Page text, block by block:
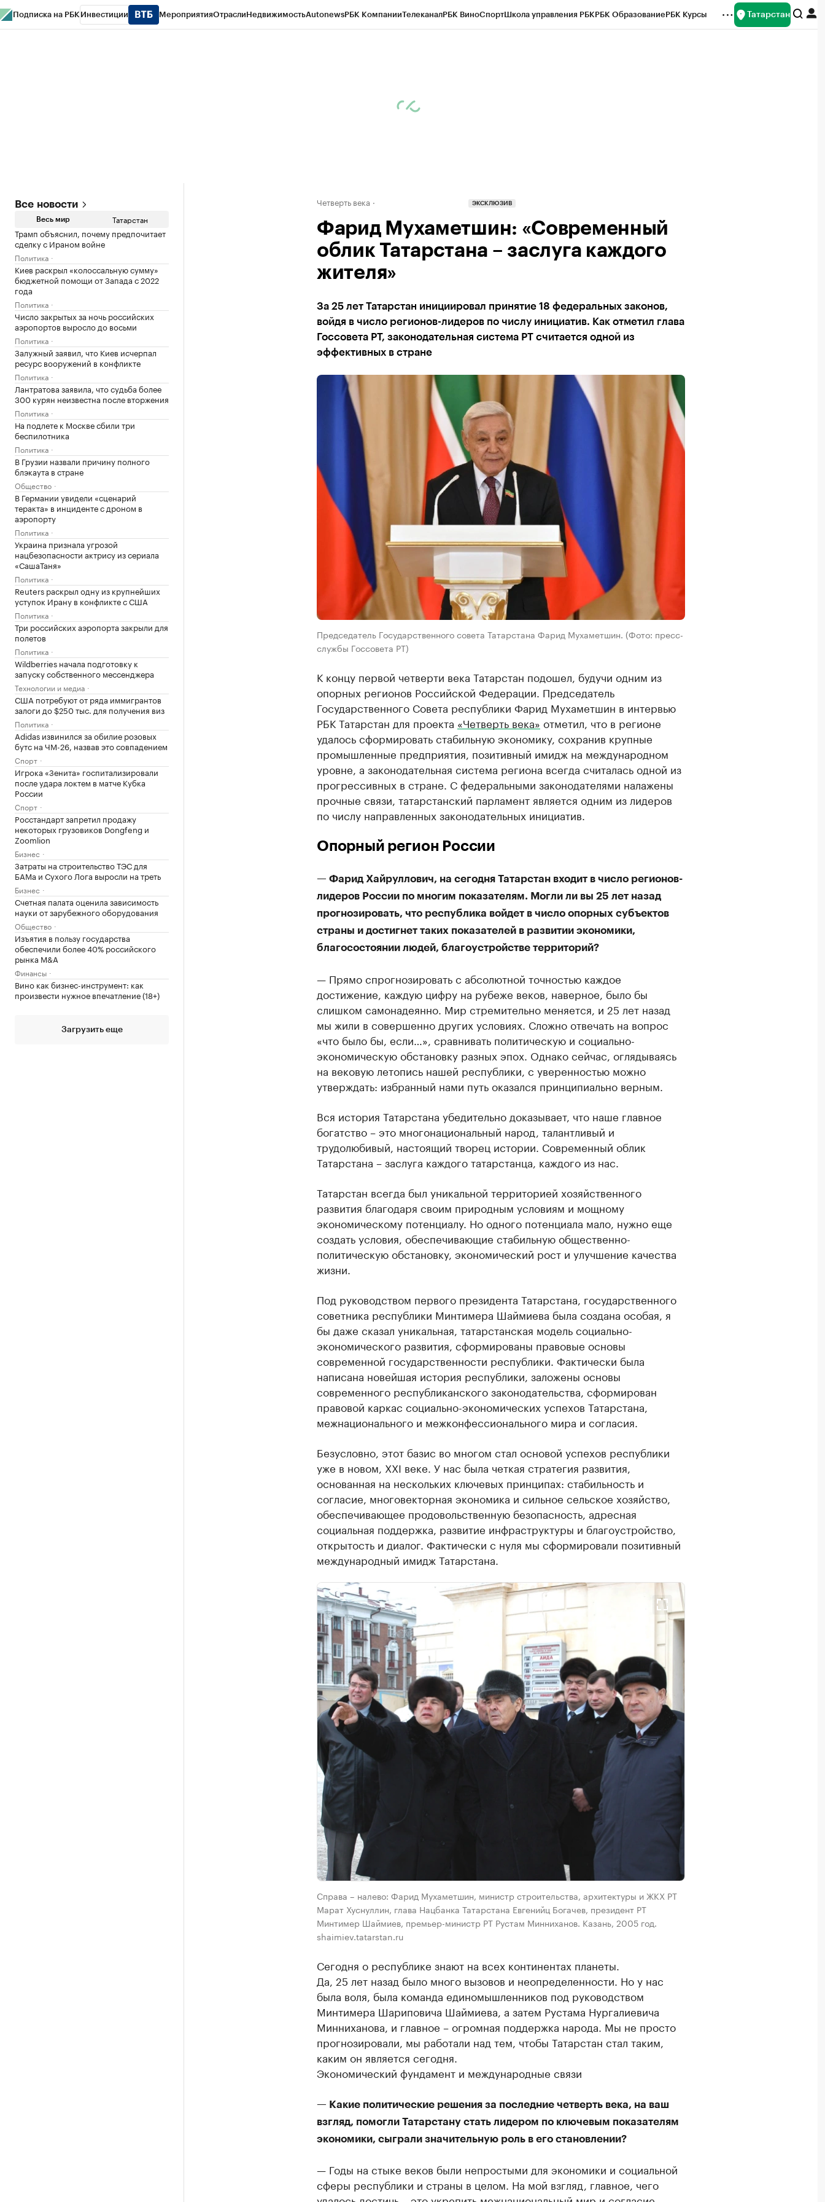
Подписка на РБК Инвестиции МероприятияОтраслиНедвижимостьAutonewsРБК КомпанииТелеканалРБК ВиноСпортШкола управления РБКРБК ОбразованиеРБК Курсы Татарстан
Все новости
Весь мир Татарстан
Трамп объяснил, почему предпочитает
сделку с Ираном войне
Политика
Киев раскрыл «колоссальную сумму»
бюджетной помощи от Запада с 2022
года
Политика
Число закрытых за ночь российских
аэропортов выросло до восьми
Политика
Залужный заявил, что Киев исчерпал
ресурс вооружений в конфликте
Политика
Лантратова заявила, что судьба более
300 курян неизвестна после вторжения
Политика
На подлете к Москве сбили три
беспилотника
Политика
В Грузии назвали причину полного
блэкаута в стране
Общество
В Германии увидели «сценарий
теракта» в инциденте с дроном в
аэропорту
Политика
Украина признала угрозой
нацбезопасности актрису из сериала
«СашаТаня»
Политика
Reuters раскрыл одну из крупнейших
уступок Ирану в конфликте с США
Политика
Три российских аэропорта закрыли для
полетов
Политика
Wildberries начала подготовку к
запуску собственного мессенджера
Технологии и медиа
США потребуют от ряда иммигрантов
залоги до $250 тыс. для получения виз
Политика
Adidas извинился за обилие розовых
бутс на ЧМ-26, назвав это совпадением
Спорт
Игрока «Зенита» госпитализировали
после удара локтем в матче Кубка
России
Спорт
Росстандарт запретил продажу
некоторых грузовиков Dongfeng и
Zoomlion
Бизнес
Затраты на строительство ТЭС для
БАМа и Сухого Лога выросли на треть
Бизнес
Счетная палата оценила зависимость
науки от зарубежного оборудования
Общество
Изъятия в пользу государства
обеспечили более 40% российского
рынка M&A
Финансы
Вино как бизнес-инструмент: как
произвести нужное впечатление (18+)
Загрузить еще
Четверть века ЭКСКЛЮЗИВ
Фарид Мухаметшин: «Современный
облик Татарстана – заслуга каждого
жителя»
За 25 лет Татарстан инициировал принятие 18 федеральных законов,
войдя в число регионов-лидеров по числу инициатив. Как отметил глава
Госсовета РТ, законодательная система РТ считается одной из
эффективных в стране
Председатель Государственного совета Татарстана Фарид Мухаметшин. (Фото: пресс-
службы Госсовета РТ)
К концу первой четверти века Татарстан подошел, будучи одним из
опорных регионов Российской Федерации. Председатель
Государственного Совета республики Фарид Мухаметшин в интервью
РБК Татарстан для проекта «Четверть века» отметил, что в регионе
удалось сформировать стабильную экономику, сохранив крупные
промышленные предприятия, позитивный имидж на международном
уровне, а законодательная система региона всегда считалась одной из
прогрессивных в стране. С федеральными законодателями налажены
прочные связи, татарстанский парламент является одним из лидеров
по числу направленных законодательных инициатив.
Опорный регион России
— Фарид Хайруллович, на сегодня Татарстан входит в число регионов-
лидеров России по многим показателям. Могли ли вы 25 лет назад
прогнозировать, что республика войдет в число опорных субъектов
страны и достигнет таких показателей в развитии экономики,
благосостоянии людей, благоустройстве территорий?
— Прямо спрогнозировать с абсолютной точностью каждое
достижение, каждую цифру на рубеже веков, наверное, было бы
слишком самонадеянно. Мир стремительно меняется, и 25 лет назад
мы жили в совершенно других условиях. Сложно отвечать на вопрос
«что было бы, если…», сравнивать политическую и социально-
экономическую обстановку разных эпох. Однако сейчас, оглядываясь
на вековую летопись нашей республики, с уверенностью можно
утверждать: избранный нами путь оказался принципиально верным.
Вся история Татарстана убедительно доказывает, что наше главное
богатство – это многонациональный народ, талантливый и
трудолюбивый, настоящий творец истории. Современный облик
Татарстана – заслуга каждого татарстанца, каждого из нас.
Татарстан всегда был уникальной территорией хозяйственного
развития благодаря своим природным условиям и мощному
экономическому потенциалу. Но одного потенциала мало, нужно еще
создать условия, обеспечивающие стабильную общественно-
политическую обстановку, экономический рост и улучшение качества
жизни.
Под руководством первого президента Татарстана, государственного
советника республики Минтимера Шаймиева была создана особая, я
бы даже сказал уникальная, татарстанская модель социально-
экономического развития, сформированы правовые основы
современной государственности республики. Фактически была
написана новейшая история республики, заложены основы
современного республиканского законодательства, сформирован
правовой каркас социально-экономических успехов Татарстана,
межнационального и межконфессионального мира и согласия.
Безусловно, этот базис во многом стал основой успехов республики
уже в новом, XXI веке. У нас была четкая стратегия развития,
основанная на нескольких ключевых принципах: стабильность и
согласие, многовекторная экономика и сильное сельское хозяйство,
обеспечивающее продовольственную безопасность, адресная
социальная поддержка, развитие инфраструктуры и благоустройство,
открытость и диалог. Фактически с нуля мы сформировали позитивный
международный имидж Татарстана.
Справа – налево: Фарид Мухаметшин, министр строительства, архитектуры и ЖКХ РТ
Марат Хуснуллин, глава Нацбанка Татарстана Евгенийц Богачев, президент РТ
Минтимер Шаймиев, премьер-министр РТ Рустам Минниханов. Казань, 2005 год.
shaimiev.tatarstan.ru
Сегодня о республике знают на всех континентах планеты.
Да, 25 лет назад было много вызовов и неопределенности. Но у нас
была воля, была команда единомышленников под руководством
Минтимера Шариповича Шаймиева, а затем Рустама Нургалиевича
Минниханова, и главное – огромная поддержка народа. Мы не просто
прогнозировали, мы работали над тем, чтобы Татарстан стал таким,
каким он является сегодня.
Экономический фундамент и международные связи
— Какие политические решения за последние четверть века, на ваш
взгляд, помогли Татарстану стать лидером по ключевым показателям
экономики, сыграли значительную роль в его становлении?
— Годы на стыке веков были непростыми для экономики и социальной
сферы республики и страны в целом. На мой взгляд, главное, чего